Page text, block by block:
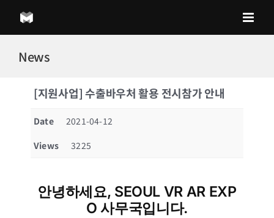
content
News
[지원사업] 수출바우처 활용 전시참가 안내
Date
2021-04-12
Views
3225
안녕하세요, SEOUL VR AR EXP
O 사무국입니다.